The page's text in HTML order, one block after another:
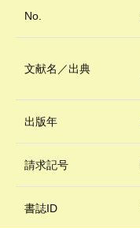
No.
文献名／出典
出版年
請求記号
書誌ID